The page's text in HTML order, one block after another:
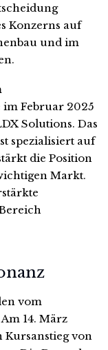
Konzerns auf
und im
Februar 2025
Solutions. Das
spezialisiert auf
die Position
Markt.
vom
14. März
Kursanstieg von